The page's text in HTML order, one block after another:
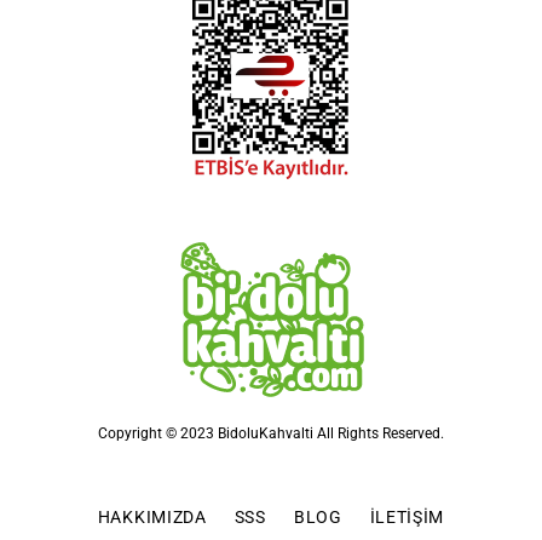
Copyright © 2023 BidoluKahvalti All Rights Reserved.
HAKKIMIZDA SSS BLOG İLETIŞIM